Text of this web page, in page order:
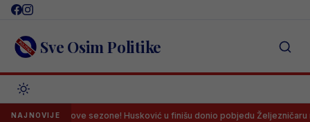
Skip
content Sve Osim Politike
NAJNOVIJE
nove sezone! Husković u finišu donio pobjedu Željezničaru na